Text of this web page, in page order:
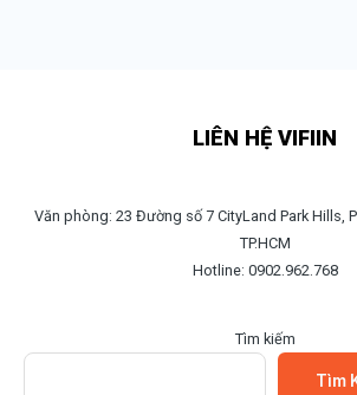
LIÊN HỆ VIFIIN
Văn phòng: 23 Đường số 7 CityLand Park Hills,
TP.HCM
Hotline: 0902.962.768
Tìm kiếm
Tìm